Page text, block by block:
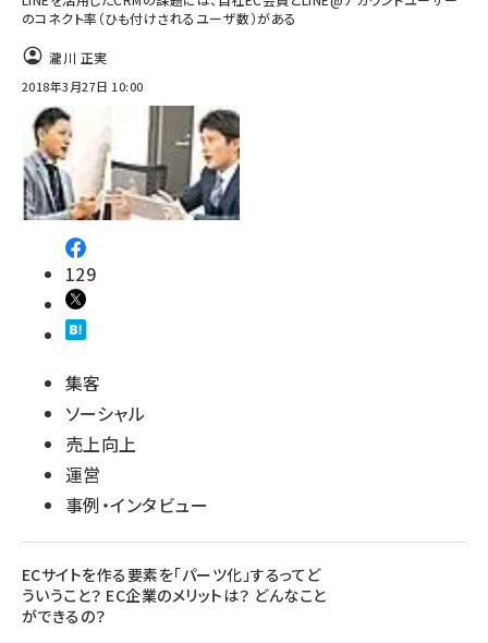
のコネクト率（ひも付けされるユーザ数）がある
瀧川 正実
2018年3月27日 10:00
129
集客
ソーシャル
売上向上
運営
事例・インタビュー
ECサイトを作る要素を「パーツ化」するってど
ういうこと？ EC企業のメリットは？ どんなこと
ができるの？